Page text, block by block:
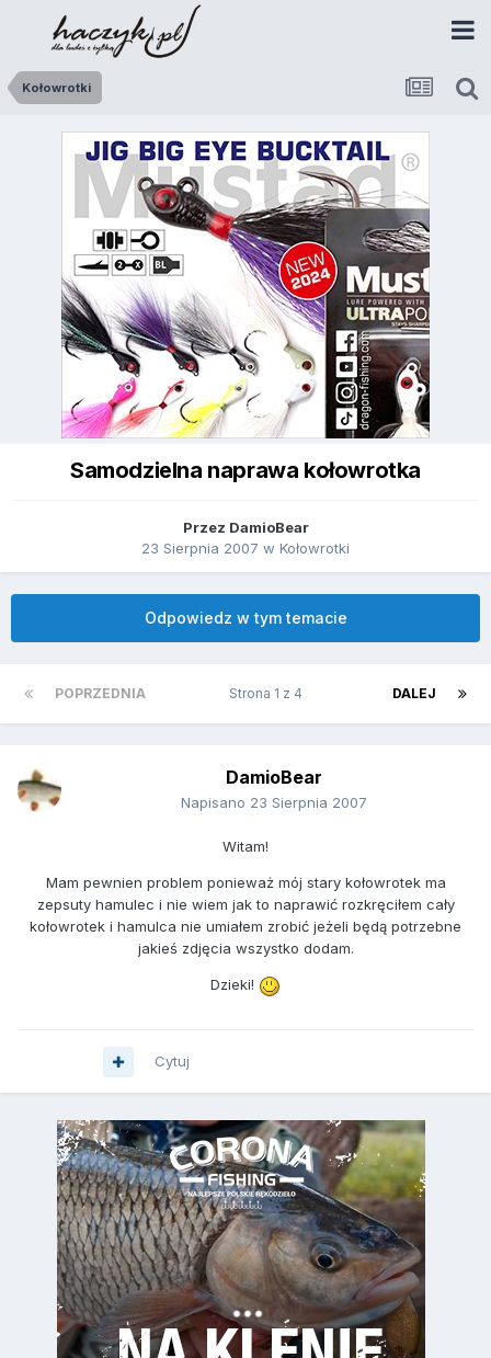
Kołowrotki
Samodzielna naprawa kołowrotka
Przez DamioBear
23 Sierpnia 2007 w Kołowrotki
Odpowiedz w tym temacie
POPRZEDNIA DALEJ
Strona 1 z 4
DamioBear
Napisano 23 Sierpnia 2007
Witam!
Mam pewnien problem ponieważ mój stary kołowrotek ma
zepsuty hamulec i nie wiem jak to naprawić rozkręciłem cały
kołowrotek i hamulca nie umiałem zrobić jeżeli będą potrzebne
jakieś zdjęcia wszystko dodam.
Dzieki!
Cytuj